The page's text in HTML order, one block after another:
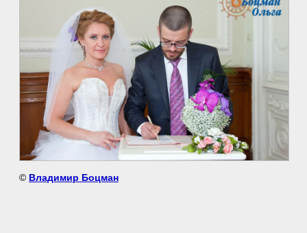
© Владимир Боцман